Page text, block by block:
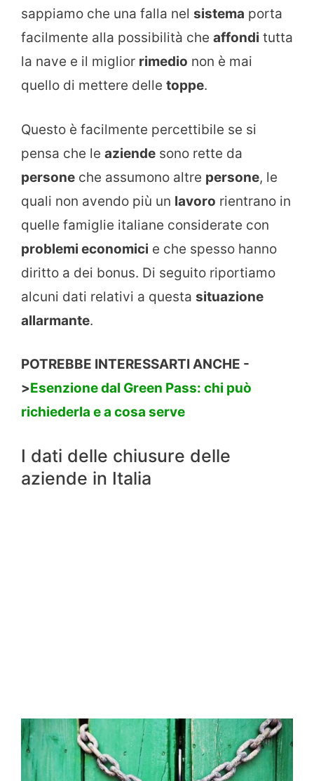
sappiamo che una falla nel sistema porta
facilmente alla possibilità che affondi tutta
la nave e il miglior rimedio non è mai
quello di mettere delle toppe.
Questo è facilmente percettibile se si
pensa che le aziende sono rette da
persone che assumono altre persone, le
quali non avendo più un lavoro rientrano in
quelle famiglie italiane considerate con
problemi economici e che spesso hanno
diritto a dei bonus. Di seguito riportiamo
alcuni dati relativi a questa situazione
allarmante.
POTREBBE INTERESSARTI ANCHE -
>Esenzione dal Green Pass: chi può
richiederla e a cosa serve
I dati delle chiusure delle
aziende in Italia